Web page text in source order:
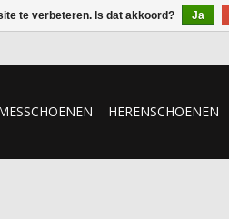
HERENSCHOENEN
te verbeteren. Is dat akkoord? Ja